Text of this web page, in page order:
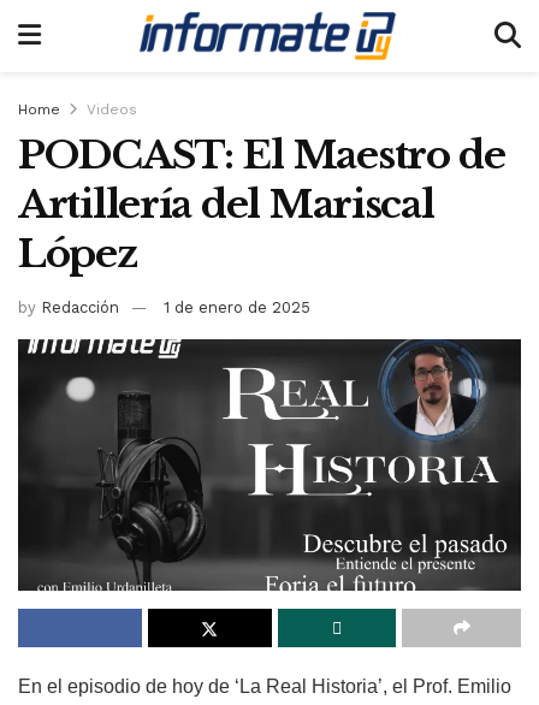
Home Videos
PODCAST: El Maestro de
Artillería del Mariscal
López
by Redacción 1 de enero de 2025
En el episodio de hoy de ‘La Real Historia’, el Prof. Emilio